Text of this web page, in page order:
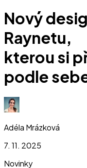
Nový
Raynetu,
kterou si
podle
Adéla Mrázková
7. 11. 2025
Novinky